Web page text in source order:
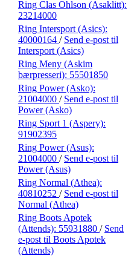
Ring Clas Ohlson (Asaklitt):
23214000
Ring Intersport (Asics):
40000164 / Send e-post til
Intersport (Asics)
Ring Meny (Askim
bærpresseri): 55501850
Ring Power (Asko):
21004000 / Send e-post til
Power (Asko)
Ring Sport 1 (Aspery):
91902395
Ring Power (Asus):
21004000 / Send e-post til
Power (Asus)
Ring Normal (Athea):
40810252 / Send e-post til
Normal (Athea)
Ring Boots Apotek
(Attends): 55931880 / Send
e-post til Boots Apotek
(Attends)